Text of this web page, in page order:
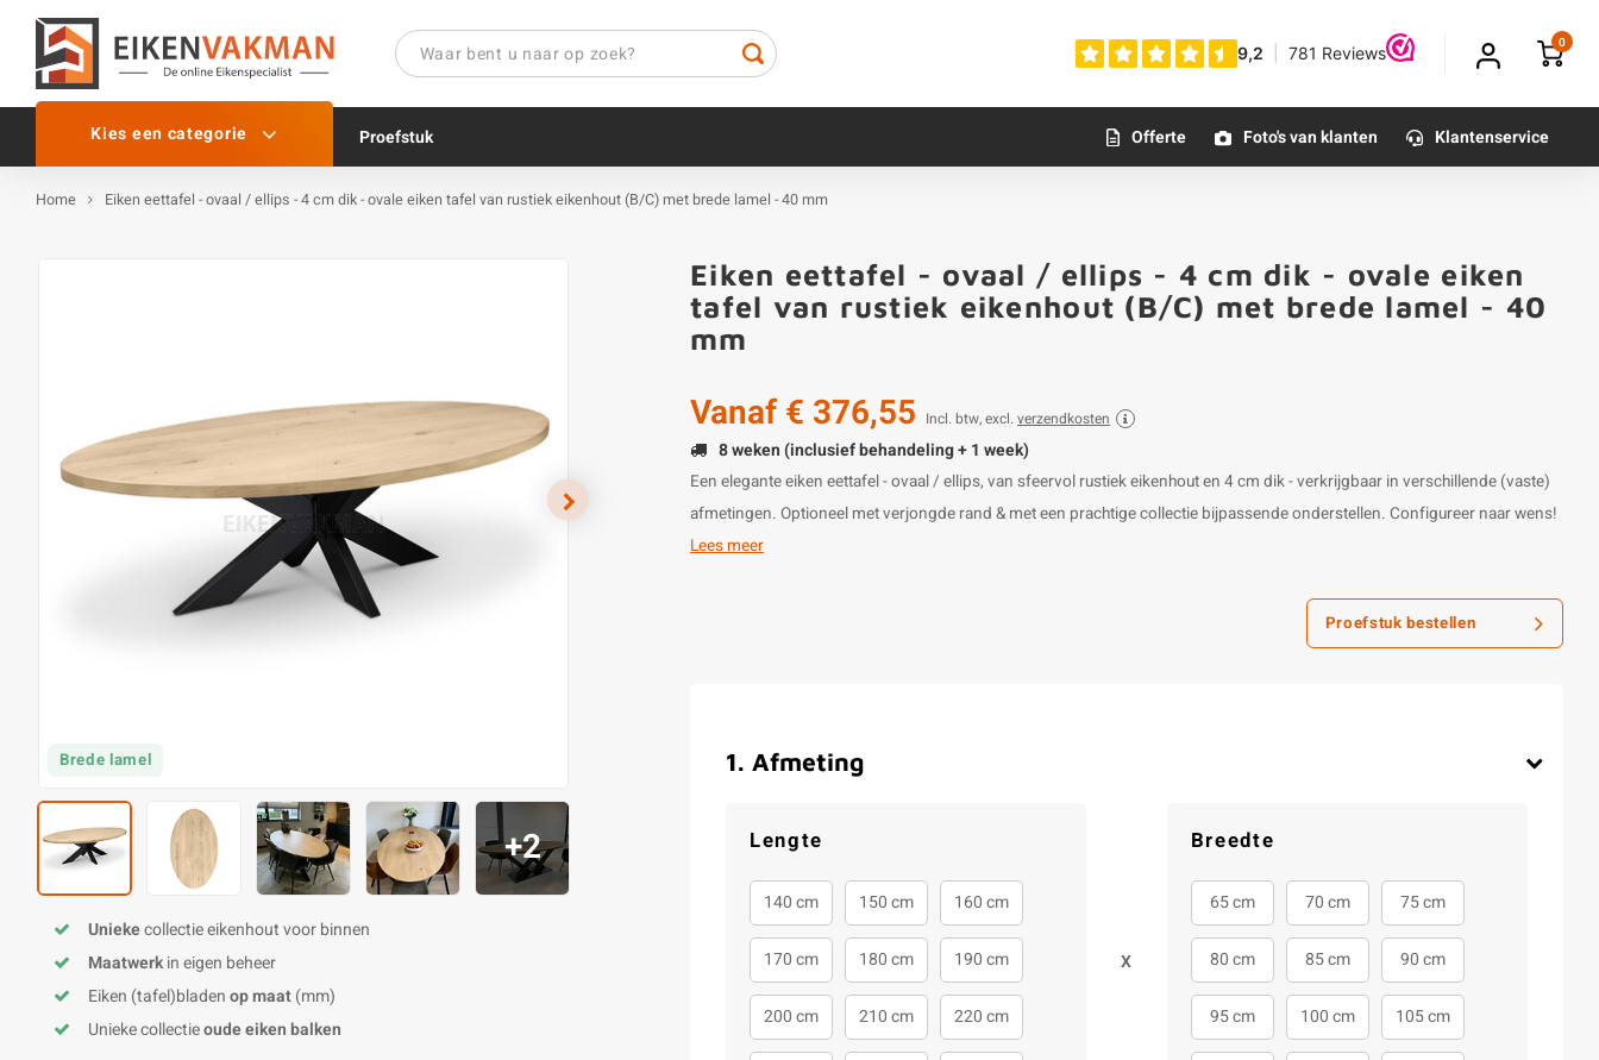
0
Kies een categorie Proefstuk Offerte Foto's van klanten Klantenservice
Home Eiken eettafel - ovaal / ellips - 4 cm dik - ovale eiken tafel van rustiek eikenhout (B/C) met brede lamel - 40 mm
Klantfoto
Brede lamel
+2
Uniekecollectie eikenhout voor binnen
Maatwerkin eigen beheer
Eiken (tafel)bladenop maat(mm)
Unieke collectieoude eiken balken
Eiken eettafel - ovaal / ellips - 4 cm dik - ovale eiken
tafel van rustiek eikenhout (B/C) met brede lamel - 40
mm
Vanaf€ 376,55 Incl. btw, excl. verzendkosten
8 weken (inclusief behandeling + 1 week)
Een elegante eiken eettafel - ovaal / ellips, van sfeervol rustiek eikenhout en 4 cm dik - verkrijgbaar in verschillende (vaste)
afmetingen. Optioneel met verjongde rand & met een prachtige collectie bijpassende onderstellen. Configureer naar wens!
Lees meer
Proefstuk bestellen
1. Afmeting
Lengte
140 cm 150 cm 160 cm
170 cm 180 cm 190 cm
200 cm 210 cm 220 cm
X
Breedte
65 cm 70 cm 75 cm
80 cm 85 cm 90 cm
95 cm 100 cm 105 cm